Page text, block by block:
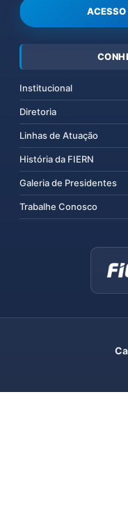
ACESSO
Institucional
Diretoria
Linhas de Atuação
História da FIERN
Galeria de Presidentes
Trabalhe Conosco